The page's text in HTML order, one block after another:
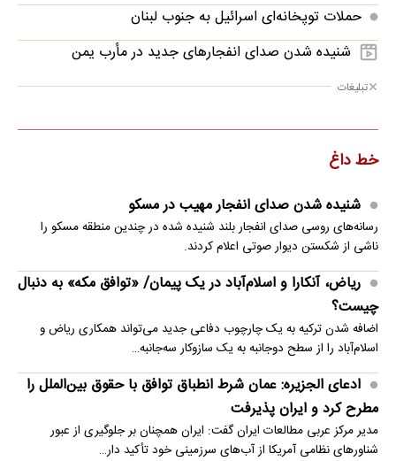
حملات توپخانه‌ای اسرائیل به جنوب لبنان
شنیده شدن صدای انفجارهای جدید در مأرب یمن
تبلیغات
خط داغ
شنیده شدن صدای انفجار مهیب در مسکو
رسانه‌های روسی صدای انفجار بلند شنیده شده در چندین منطقه مسکو را
ناشی از شکستن دیوار صوتی اعلام کردند.
ریاض، آنکارا و اسلام‌آباد در یک پیمان/ «توافق مکه» به دنبال
چیست؟
اضافه شدن ترکیه به یک چارچوب دفاعی جدید می‌تواند همکاری ریاض و
اسلام‌آباد را از سطح دوجانبه به یک سازوکار سه‌جانبه…
ادعای الجزیره: عمان شرط انطباق توافق با حقوق بین‌الملل را
مطرح کرد و ایران پذیرفت
مدیر مرکز عربی مطالعات ایران گفت: ایران همچنان بر جلوگیری از عبور
شناورهای نظامی آمریکا از آب‌های سرزمینی خود تأکید دار…